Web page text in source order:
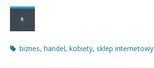
Post
biznes, handel, kobiety, sklep internetowy